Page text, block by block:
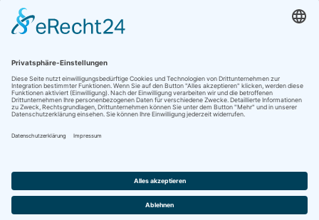
Pumphusen 4-6 | 26409 Carolinensiel
04464 948800
E-MAIL
ferienwohnungen@blischkes.de